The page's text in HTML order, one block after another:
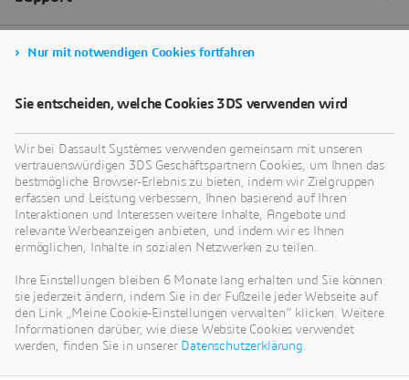
Nur mit notwendigen Cookies fortfahren
Sie entscheiden, welche Cookies 3DS verwenden wird
Wir bei Dassault Systèmes verwenden gemeinsam mit unseren
vertrauenswürdigen 3DS Geschäftspartnern Cookies, um Ihnen das
bestmögliche Browser-Erlebnis zu bieten, indem wir Zielgruppen
erfassen und Leistung verbessern, Ihnen basierend auf Ihren
Interaktionen und Interessen weitere Inhalte, Angebote und
relevante Werbeanzeigen anbieten, und indem wir es Ihnen
ermöglichen, Inhalte in sozialen Netzwerken zu teilen.
Ihre Einstellungen bleiben 6 Monate lang erhalten und Sie können
sie jederzeit ändern, indem Sie in der Fußzeile jeder Webseite auf
den Link „Meine Cookie-Einstellungen verwalten“ klicken. Weitere
Informationen darüber, wie diese Website Cookies verwendet
werden, finden Sie in unserer Datenschutzerklärung.